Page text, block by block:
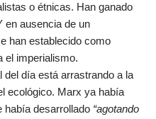
o étnicas. Han ganado
en ausencia de un
han establecido como
el imperialismo.
del día está arrastrando a la
ecológico. Marx ya había
había desarrollado “agotando